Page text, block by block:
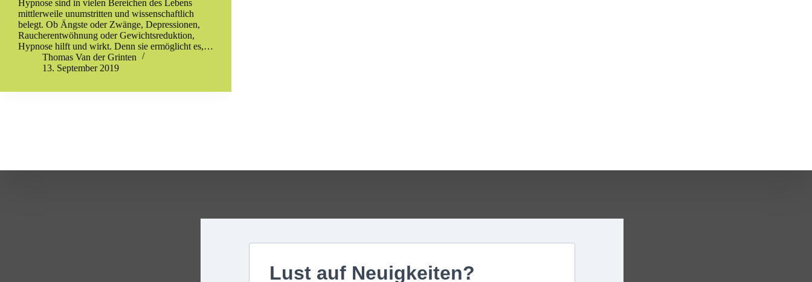
Hypnose sind in vielen Bereichen des Lebens
mittlerweile unumstritten und wissenschaftlich
belegt. Ob Ängste oder Zwänge, Depressionen,
Raucherentwöhnung oder Gewichtsreduktion,
Hypnose hilft und wirkt. Denn sie ermöglicht es,…
Thomas Van der Grinten
13. September 2019